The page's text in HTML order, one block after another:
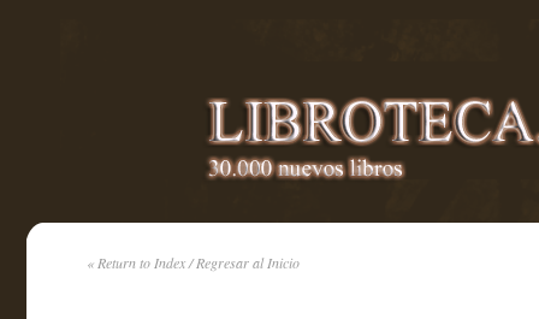
« Return to Index / Regresar al Inicio